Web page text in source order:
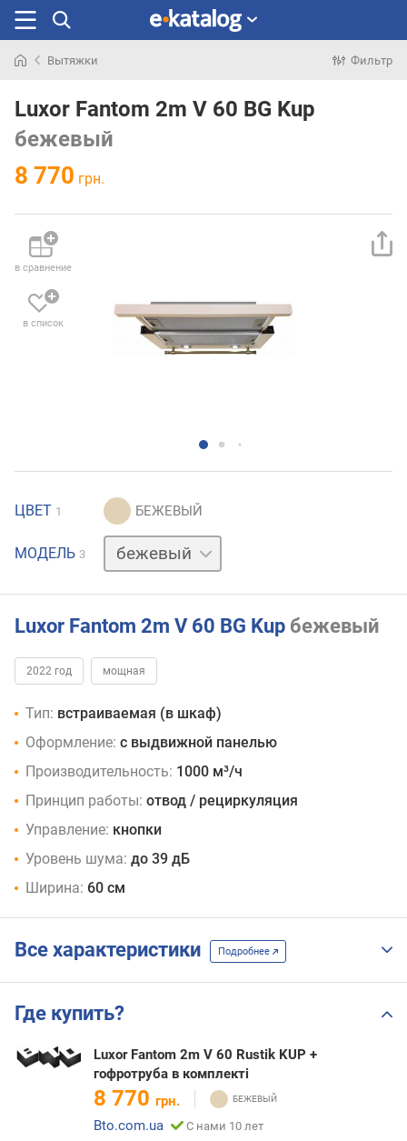
раньше
Вытяжки Фильтр
Luxor Fantom 2m V 60 BG Kup
бежевый
8 770 грн.
в сравнение
в список
ЦВЕТ 1
МОДЕЛЬ 3
белый
черный
Luxor Fantom 2m V 60 BG Kup бежевый
2022 год мощная
Тип: встраиваемая (в шкаф)
Оформление: с выдвижной панелью
Производительность: 1000 м³/ч
Принцип работы: отвод / рециркуляция
Управление: кнопки
Уровень шума: до 39 дБ
Ширина: 60 см
Все характеристики Подробнее
Где купить?
Luxor Fantom 2m V 60 Rustik KUP +
гофротруба в комплекті
8 770 грн.
Bto.com.ua
С нами 10 лет